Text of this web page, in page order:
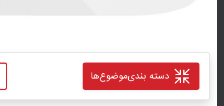
دسته بندیموضوع‌ها